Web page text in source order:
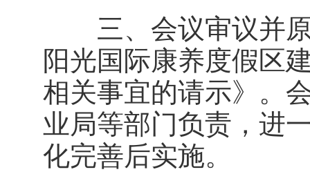
三、会议审议并原
阳光国际康养度假区
相关事宜的请示》。
业局等部门负责，进
化完善后实施。